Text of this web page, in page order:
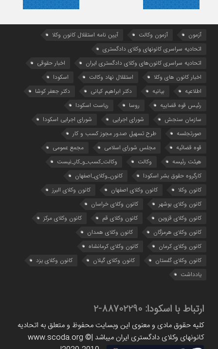
آزمون آزمون وکالت
آیین ‌نامه استقلال کانون وکلا
اتحادیه سراسری کانونهای وکلای دادگستری
اتحادیه سراسری کانون‌های وکلای دادگستری ایران
اخبار حقوقی
اخبار کانون های وکلا
استقلال نهاد وکالت
اسکودا
اطلاعیه
بیانیه دکتر ابراهیم کیانی
دکتر جعفر کوشا
رئیس قوه قضاییه
روسا
ریاست اسکودا
سازمان سنجش
شورای اجرایی
شورای اجرایی اسکودا
صورتجلسه
طرح تسهیل صدور مجوز کسب و کار
قوه قضائیه
مجلس شورای اسلامی
مجمع عمومی
هیئت رئیسه
وکالت
وکالت_کسب_و_کار_نیست
کارگروه حقوق بشر اسکودا
کانون_وکلای_اصفهان
کانون وکلا
کانون وکلای اصفهان
کانون وکلای البرز
کانون وکلای بوشهر
کانون وکلای خراسان
کانون وکلای قزوین
کانون وکلای قم
کانون وکلای مرکز
کانون وکلای هرمزگان
کانون وکلای همدان
کانون وکلای کرمان
کانون وکلای کرمانشاه
کانون وکلای گلستان
کانون وکلای گیلان
کانون وکلای یزد
یادداشت
ارتباط با اسکودا: 88702290-2
کلیه حقوق مادی و معنوی این وبسایت محفوظ و متعلق به اتحادیه
کانونهای وکلای دادگستری ایران میباشد |www.scoda.org ©